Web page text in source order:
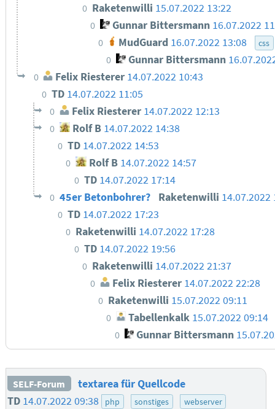
0 Raketenwilli 15.07.2022 13:22
0 Gunnar Bittersmann 16.07.2022
0 MudGuard 16.07.2022 13:08 css
0 Gunnar Bittersmann
0 Felix Riesterer 14.07.2022 10:43
0 TD 14.07.2022 11:05
0 Felix Riesterer 14.07.2022 12:13
0 Rolf B 14.07.2022 14:38
0 TD 14.07.2022 14:53
0 Rolf B 14.07.2022 14:57
0 TD 14.07.2022 17:14
0 45er Betonbohrer? Raketenwilli 14.07.2022
0 TD 14.07.2022 17:23
0 Raketenwilli 14.07.2022 17:28
0 TD 14.07.2022 19:56
0 Raketenwilli 14.07.2022 21:37
0 Felix Riesterer 14.07.2022 22:28
0 Raketenwilli 15.07.2022 09:11
0 Tabellenkalk 15.07.2022 09:14
0 Gunnar Bittersmann
SELF-Forum
textarea für Quellcode
TD 14.07.2022 09:38 php sonstiges webserver